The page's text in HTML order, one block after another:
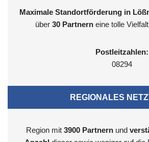
Maximale Standortförderung in
über 30 Partnern eine tolle
Postleitzahlen:
08294
REGIONALES
Region mit 3900 Partnernund